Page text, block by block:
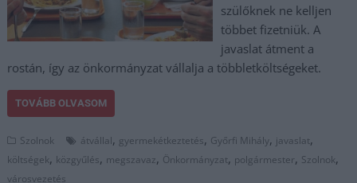
szülőknek ne kelljen
többet fizetniük. A
javaslat átment a
rostán, így az önkormányzat vállalja a többletköltségeket.
TOVÁBB OLVASOM
Szolnok átvállal, gyermekétkeztetés, Győrfi Mihály, javaslat,
költségek, közgyűlés, megszavaz, Önkormányzat, polgármester, Szolnok,
városvezetés